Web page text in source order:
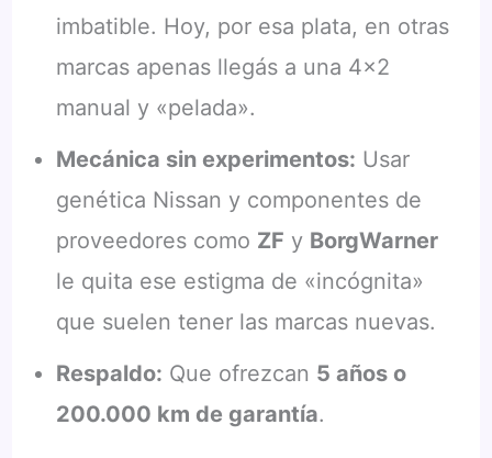
imbatible. Hoy, por esa plata, en otras
marcas apenas llegás a una 4×2
manual y «pelada».
Mecánica sin experimentos: Usar
genética Nissan y componentes de
proveedores como ZF y BorgWarner
le quita ese estigma de «incógnita»
que suelen tener las marcas nuevas.
Respaldo: Que ofrezcan 5 años o
200.000 km de garantía.